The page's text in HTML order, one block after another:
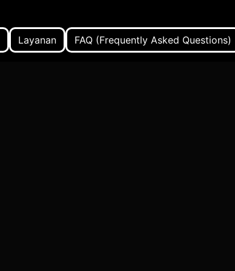
Layanan FAQ (Frequently Asked Questions)